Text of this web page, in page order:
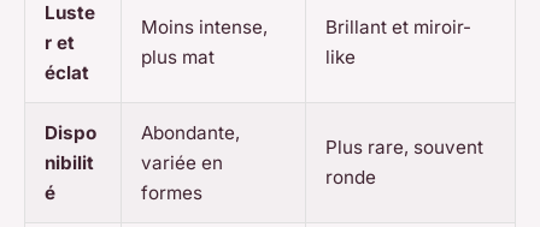
Luste
r et
éclat
Moins intense,
plus mat
Brillant et miroir-
like
Dispo
nibilit
é
Abondante,
variée en
formes
Plus rare, souvent
ronde